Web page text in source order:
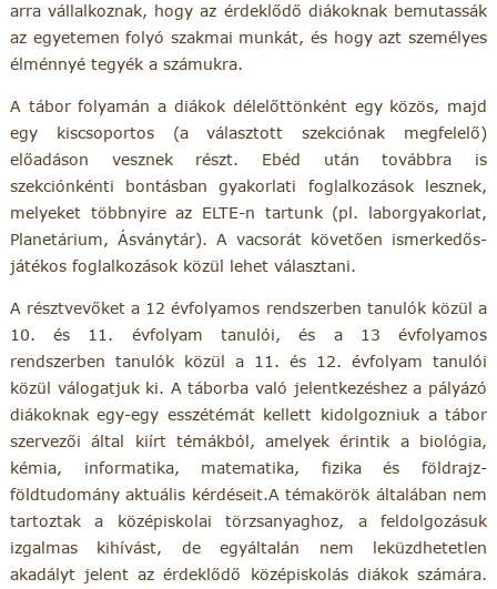
arra vállalkoznak, hogy az érdeklődő diákoknak bemutassák
az egyetemen folyó szakmai munkát, és hogy azt személyes
élménnyé tegyék a számukra.
A tábor folyamán a diákok délelőttönként egy közös, majd
egy kiscsoportos (a választott szekciónak megfelelő)
előadáson vesznek részt. Ebéd után továbbra is
szekciónkénti bontásban gyakorlati foglalkozások lesznek,
melyeket többnyire az ELTE-n tartunk (pl. laborgyakorlat,
Planetárium, Ásványtár). A vacsorát követően ismerkedős-
játékos foglalkozások közül lehet választani.
A résztvevőket a 12 évfolyamos rendszerben tanulók közül a
10. és 11. évfolyam tanulói, és a 13 évfolyamos
rendszerben tanulók közül a 11. és 12. évfolyam tanulói
közül válogatjuk ki. A táborba való jelentkezéshez a pályázó
diákoknak egy-egy esszétémát kellett kidolgozniuk a tábor
szervezői által kiírt témákból, amelyek érintik a biológia,
kémia, informatika, matematika, fizika és földrajz-
földtudomány aktuális kérdéseit.A témakörök általában nem
tartoztak a középiskolai törzsanyaghoz, a feldolgozásuk
izgalmas kihívást, de egyáltalán nem leküzdhetetlen
akadályt jelent az érdeklődő középiskolás diákok számára.